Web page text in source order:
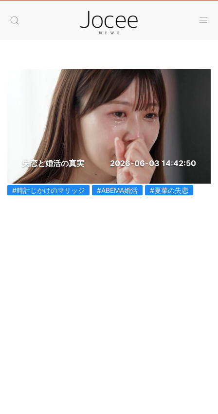
失恋と婚活の真実 2026-06-03 14:42:50
#時計じかけのマリッジ #ABEMA婚活 #夏菜の失恋